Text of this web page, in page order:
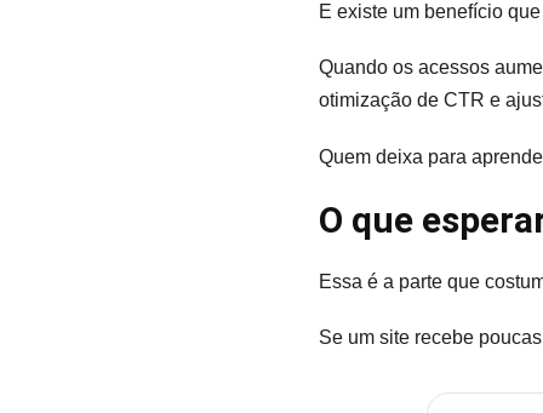
E existe um benefício
Quando os acessos
otimização de CTR e
Quem deixa para
O que
Essa é a parte que
Se um site recebe